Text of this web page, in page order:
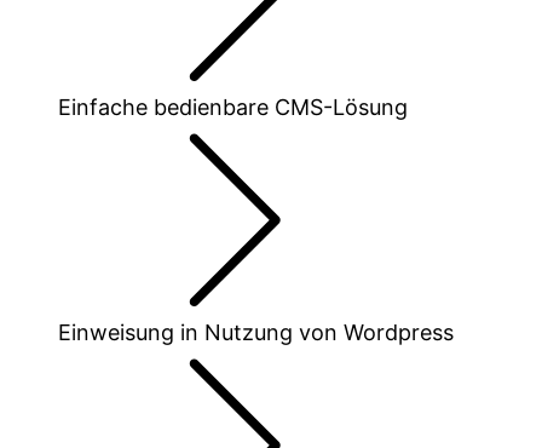
Einfache bedienbare CMS-Lösung
Einweisung in Nutzung von Wordpress